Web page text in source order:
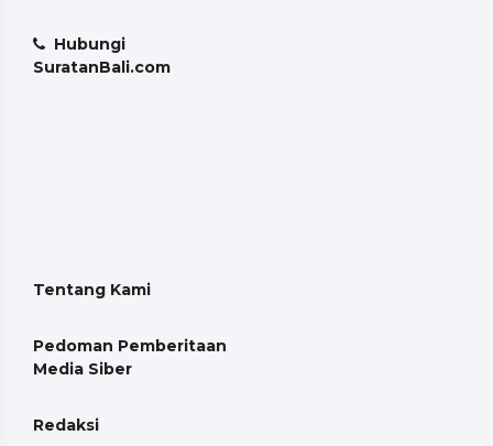
Hubungi
SuratanBali.com
Tentang Kami
Pedoman Pemberitaan
Media Siber
Redaksi